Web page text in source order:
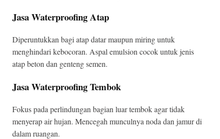
Jasa Waterproofing Atap
Diperuntukkan bagi atap datar maupun miring untuk
menghindari kebocoran. Aspal emulsion cocok untuk jenis
atap beton dan genteng semen.
Jasa Waterproofing Tembok
Fokus pada perlindungan bagian luar tembok agar tidak
menyerap air hujan. Mencegah munculnya noda dan jamur di
dalam ruangan.